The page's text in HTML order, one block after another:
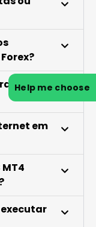
em
executar
Help me choose